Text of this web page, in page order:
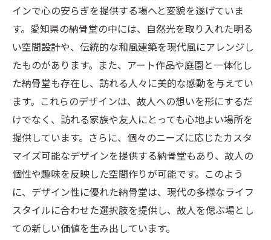
インで心の安らぎを提供する場へと変貌を遂げていま
す。愛知県の納骨堂の中には、自然光を取り入れた明る
い空間設計や、伝統的な和風建築を現代風にアレンジし
たものがあります。また、アート作品や庭園と一体化し
た納骨堂も存在し、訪れる人々に美的な感動を与えてい
ます。これらのデザインは、故人への想いを形にするだ
けでなく、訪れる家族や友人にとっても心地よい場所を
提供しています。さらに、個々のニーズに応じたカスタ
マイズ可能なデザインを提供する納骨堂もあり、故人の
個性や趣味を反映した空間作りが可能です。このよう
に、デザイン性に優れた納骨堂は、現代の多様なライフ
スタイルに合わせた選択肢を提供し、故人を偲ぶ場とし
ての新しい価値を生み出しています。